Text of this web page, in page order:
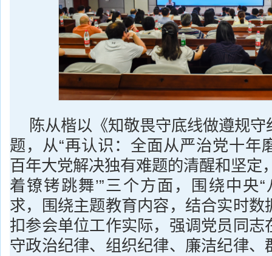
陈从楷以《知敬畏守底线做遵规
题，从“再认识：全面从严治党十年
百年大党解决独有难题的清醒和坚定
着镣铐跳舞’”三个方面，围绕中央
求，围绕主题教育内容，结合实时数
扣参会单位工作实际，强调党员同志
守政治纪律、组织纪律、廉洁纪律、